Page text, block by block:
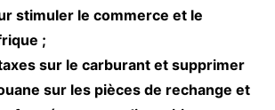
stimuler le commerce et le
;
sur le carburant et supprimer
sur les pièces de rechange et